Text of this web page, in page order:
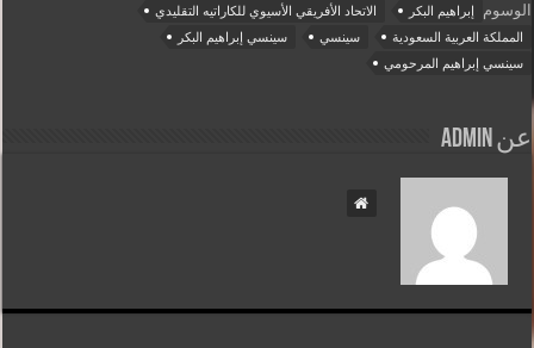
الوسوم إبراهيم البكر
الاتحاد الأفريقي الأسيوي للكاراتيه التقليدي
المملكة العربية السعودية
سينسي
سينسي إبراهيم البكر
سينسي إبراهيم المرحومي
عن admin